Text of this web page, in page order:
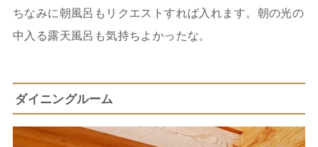
ちなみに朝風呂もリクエストすれば入れます。朝の光の
中入る露天風呂も気持ちよかったな。
ダイニングルーム